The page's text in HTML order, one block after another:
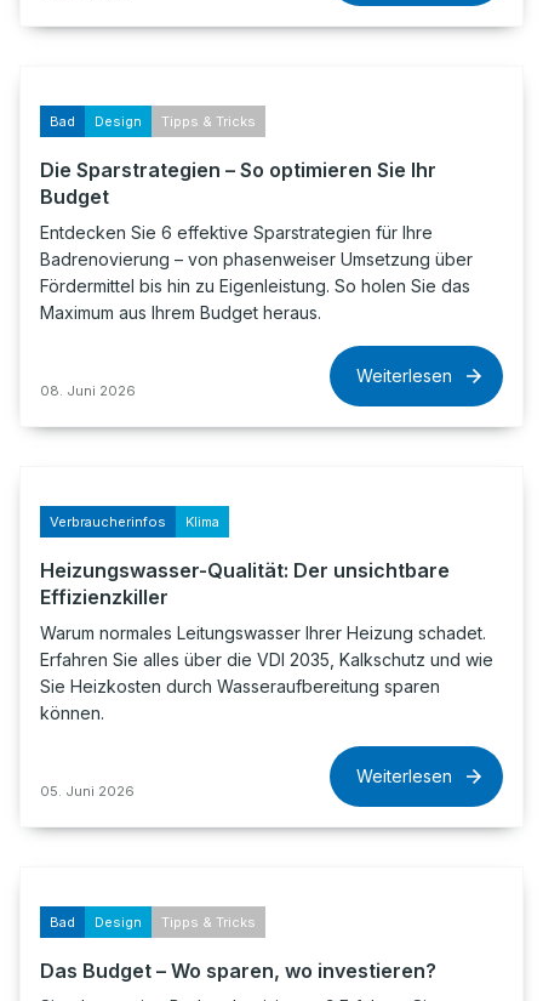
Bad Design Tipps & Tricks
Die Sparstrategien – So optimieren Sie Ihr
Budget
Entdecken Sie 6 effektive Sparstrategien für Ihre
Badrenovierung – von phasenweiser Umsetzung über
Fördermittel bis hin zu Eigenleistung. So holen Sie das
Maximum aus Ihrem Budget heraus.
08. Juni 2026
Weiterlesen
Verbraucherinfos Klima
Heizungswasser-Qualität: Der unsichtbare
Effizienzkiller
Warum normales Leitungswasser Ihrer Heizung schadet.
Erfahren Sie alles über die VDI 2035, Kalkschutz und wie
Sie Heizkosten durch Wasseraufbereitung sparen
können.
05. Juni 2026
Weiterlesen
Bad Design Tipps & Tricks
Das Budget – Wo sparen, wo investieren?